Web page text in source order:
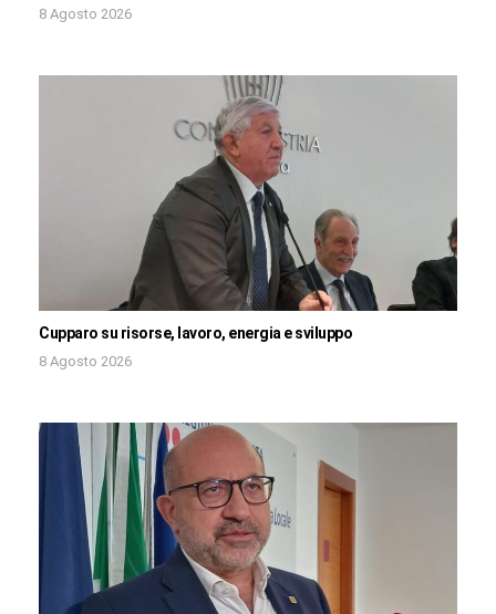
8 Agosto 2026
Cupparo su risorse, lavoro, energia e sviluppo
8 Agosto 2026